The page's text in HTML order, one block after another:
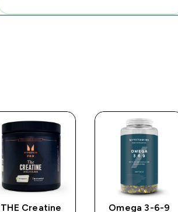
THE Creatine
Omega 3-6-9